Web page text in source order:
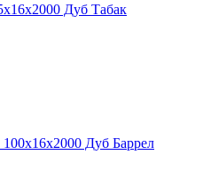
Дуб Табак